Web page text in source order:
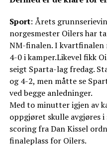
Sport: Årets
norgesmester Oilers har
NM-finalen. I kvartfinalen
4-0 i kamper.Likevel fikk
seigt Sparta-lag fredag.
og 4-2, men måtte se
ved begge anledninger.
Med to minutter igjen av
oppgjøret skulle avgjøres i
scoring fra Dan Kissel
finaleplass for Oilers.